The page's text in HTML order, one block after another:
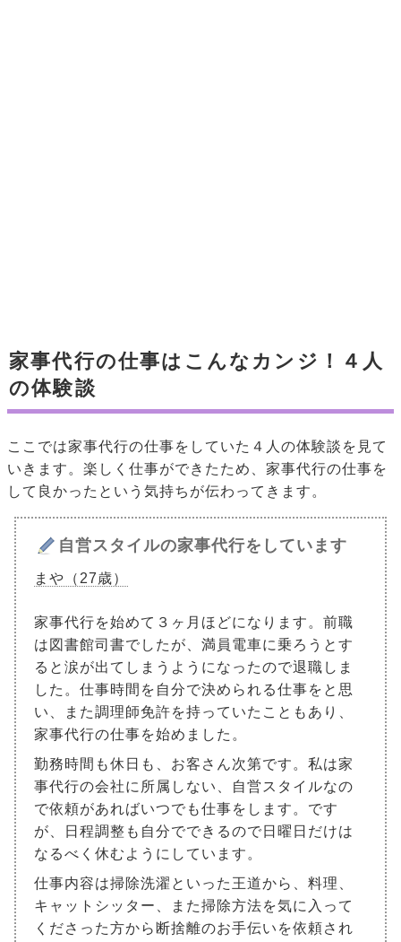
家事代行の仕事はこんなカンジ！４人
の体験談
ここでは家事代行の仕事をしていた４人の体験談を見て
いきます。楽しく仕事ができたため、家事代行の仕事を
して良かったという気持ちが伝わってきます。
自営スタイルの家事代行をしています
まや（27歳）
家事代行を始めて３ヶ月ほどになります。前職
は図書館司書でしたが、満員電車に乗ろうとす
ると涙が出てしまうようになったので退職しま
した。仕事時間を自分で決められる仕事をと思
い、また調理師免許を持っていたこともあり、
家事代行の仕事を始めました。
勤務時間も休日も、お客さん次第です。私は家
事代行の会社に所属しない、自営スタイルなの
で依頼があればいつでも仕事をします。です
が、日程調整も自分でできるので日曜日だけは
なるべく休むようにしています。
仕事内容は掃除洗濯といった王道から、料理、
キャットシッター、また掃除方法を気に入って
くださった方から断捨離のお手伝いを依頼され